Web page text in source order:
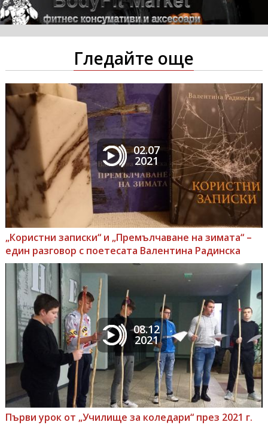
Гледайте още
02.07
2021
„Користни записки“ и „Премълчаване на зимата“ –
един разговор с поетесата Валентина Радинска
08.12
2021
Първи урок от „Училище за коледари“ през 2021 г.